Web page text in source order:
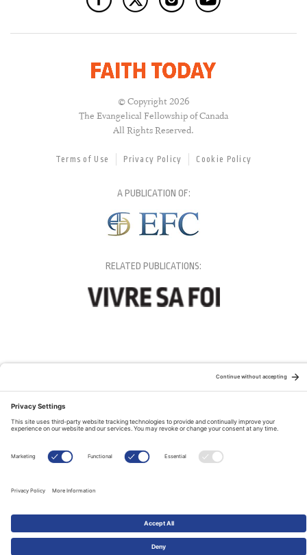
© Copyright 2026
The Evangelical Fellowship of Canada
All Rights Reserved.
Terms of Use Privacy Policy Cookie Policy
A PUBLICATION OF:
RELATED PUBLICATIONS: